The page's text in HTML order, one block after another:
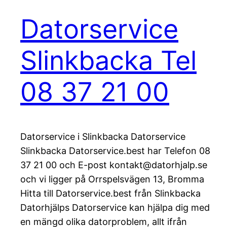
Datorservice
Slinkbacka Tel
08 37 21 00
Datorservice i Slinkbacka Datorservice
Slinkbacka Datorservice.best har Telefon 08
37 21 00 och E-post kontakt@datorhjalp.se
och vi ligger på Orrspelsvägen 13, Bromma
Hitta till Datorservice.best från Slinkbacka
Datorhjälps Datorservice kan hjälpa dig med
en mängd olika datorproblem, allt ifrån